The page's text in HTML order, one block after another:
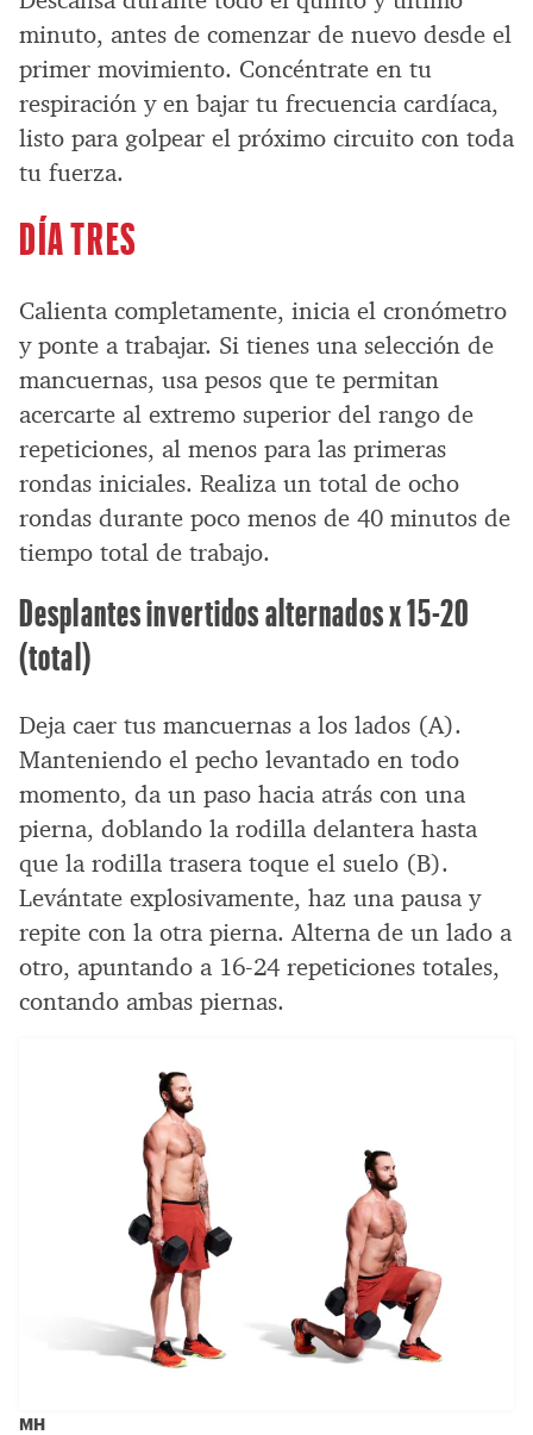
minuto, antes de comenzar de nuevo desde el
primer movimiento. Concéntrate en tu
respiración y en bajar tu frecuencia cardíaca,
listo para golpear el próximo circuito con toda
tu fuerza.
DÍA TRES
Calienta completamente, inicia el cronómetro
y ponte a trabajar. Si tienes una selección de
mancuernas, usa pesos que te permitan
acercarte al extremo superior del rango de
repeticiones, al menos para las primeras
rondas iniciales. Realiza un total de ocho
rondas durante poco menos de 40 minutos de
tiempo total de trabajo.
Desplantes invertidos alternados x 15-20
(total)
Deja caer tus mancuernas a los lados (A).
Manteniendo el pecho levantado en todo
momento, da un paso hacia atrás con una
pierna, doblando la rodilla delantera hasta
que la rodilla trasera toque el suelo (B).
Levántate explosivamente, haz una pausa y
repite con la otra pierna. Alterna de un lado a
otro, apuntando a 16-24 repeticiones totales,
contando ambas piernas.
MH